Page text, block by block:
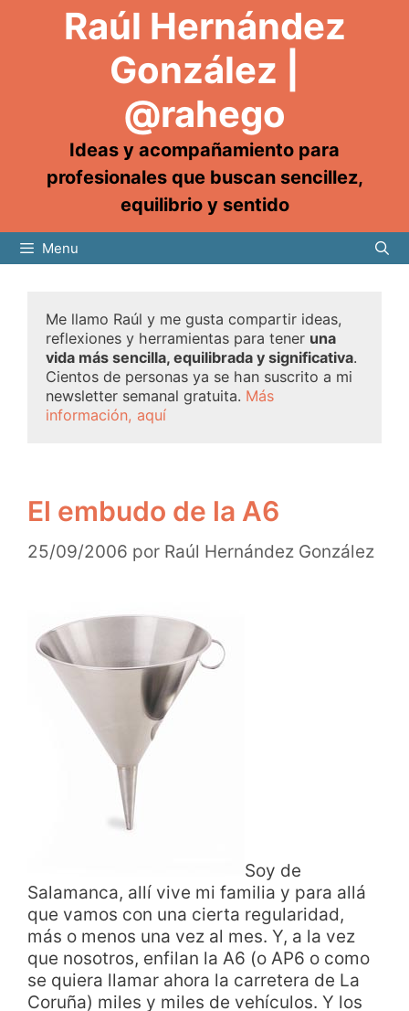
Raúl Hernández
González |
@rahego
Ideas y acompañamiento para
profesionales que buscan sencillez,
equilibrio y sentido
Menu
Me llamo Raúl y me gusta compartir ideas,
reflexiones y herramientas para tener una
vida más sencilla, equilibrada y significativa.
Cientos de personas ya se han suscrito a mi
newsletter semanal gratuita. Más
información, aquí
El embudo de la A6
25/09/2006 por Raúl Hernández González
Soy de
Salamanca, allí vive mi familia y para allá
que vamos con una cierta regularidad,
más o menos una vez al mes. Y, a la vez
que nosotros, enfilan la A6 (o AP6 o como
se quiera llamar ahora la carretera de La
Coruña) miles y miles de vehículos. Y los